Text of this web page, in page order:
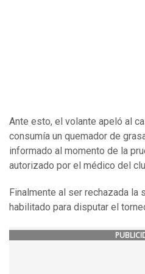
Ante esto, el volante apeló al
consumía un quemador de
informado al momento de la
autorizado por el médico del
Finalmente al ser rechazada la
habilitado para disputar el